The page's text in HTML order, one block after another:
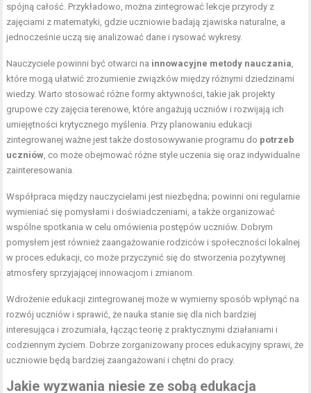
spójną całość. Przykładowo, można zintegrować lekcje przyrody z
zajęciami z matematyki, gdzie uczniowie badają zjawiska naturalne, a
jednocześnie uczą się analizować dane i rysować wykresy.
Nauczyciele powinni być otwarci na innowacyjne metody nauczania
które mogą ułatwić zrozumienie związków między różnymi dziedzinami
wiedzy. Warto stosować różne formy aktywności, takie jak projekty
grupowe czy zajęcia terenowe, które angażują uczniów i rozwijają ich
umiejętności krytycznego myślenia. Przy planowaniu edukacji
zintegrowanej ważne jest także dostosowywanie programu do potrzeb
uczniów , co może obejmować różne style uczenia się oraz indywidualne
zainteresowania.
Współpraca między nauczycielami jest niezbędna; powinni oni regularnie
wymieniać się pomysłami i doświadczeniami, a także organizować
wspólne spotkania w celu omówienia postępów uczniów. Dobrym
pomysłem jest również zaangażowanie rodziców i społeczności lokalnej
w proces edukacji, co może przyczynić się do stworzenia pozytywnej
atmosfery sprzyjającej innowacjom i zmianom.
Wdrożenie edukacji zintegrowanej może w wymierny sposób wpłynąć na
rozwój uczniów i sprawić, że nauka stanie się dla nich bardziej
interesująca i zrozumiała, łącząc teorię z praktycznymi działaniami i
codziennym życiem. Dobrze zorganizowany proces edukacyjny sprawi, że
uczniowie będą bardziej zaangażowani i chętni do pracy.
Jakie wyzwania niesie ze sobą edukacja